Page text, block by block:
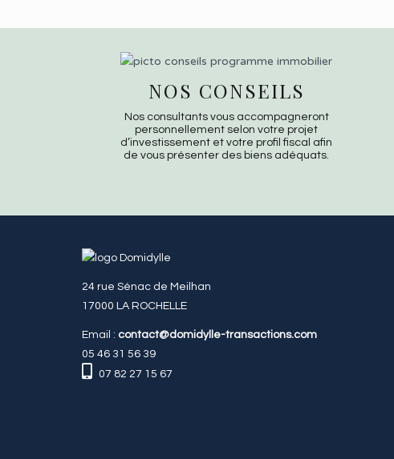
NOS CONSEILS
Nos consultants vous accompagneront
personnellement selon votre projet
d’investissement et votre profil fiscal afin
de vous présenter des biens adéquats.
24 rue Sénac de Meilhan
17000 LA ROCHELLE
Email : contact@domidylle-transactions.com
05 46 31 56 39
07 82 27 15 67